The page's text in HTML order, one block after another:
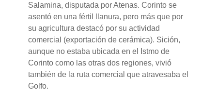
Salamina, disputada por Atenas. Corinto se
asentó en una fértil llanura, pero más que por
su agricultura destacó por su actividad
comercial (exportación de cerámica). Sición,
aunque no estaba ubicada en el Istmo de
Corinto como las otras dos regiones, vivió
también de la ruta comercial que atravesaba el
Golfo.